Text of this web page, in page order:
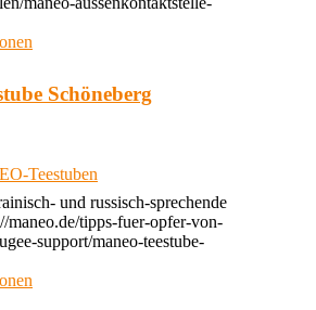
Schöneberg
Teestuben
und russisch-sprechende
maneo.de/tipps-fuer-opfer-von-
support/maneo-teestube-